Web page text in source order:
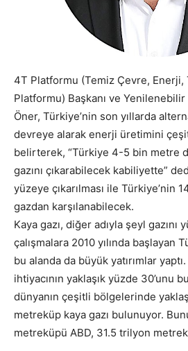
4T Platformu (Temiz Çevre, Enerji,
Platformu) Başkanı ve Yenilenebilir
Öner, Türkiye’nin son yıllarda
devreye alarak enerji üretimini
belirterek, “Türkiye 4-5 bin metre
gazını çıkarabilecek kabiliyette”
yüzeye çıkarılması ile Türkiye’nin
gazdan karşılanabilecek.
Kaya gazı, diğer adıyla şeyl gazını
çalışmalara 2010 yılında başlayan
bu alanda da büyük yatırımlar
ihtiyacının yaklaşık yüzde 30’unu
dünyanın çeşitli bölgelerinde
metreküp kaya gazı bulunuyor.
metreküpü ABD, 31.5 trilyon